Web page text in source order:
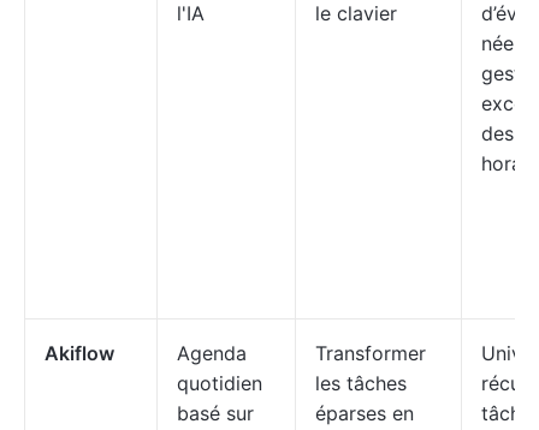
l'IA
le clavier
des
Akiflow
Agenda
quotidien
basé sur
Transformer
les tâches
éparses en